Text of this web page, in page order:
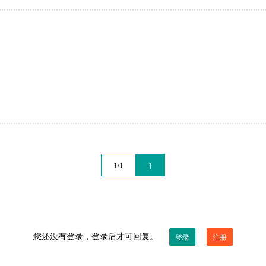
1/1 1
您还没有登录，登录后才可回复。 登录 注册